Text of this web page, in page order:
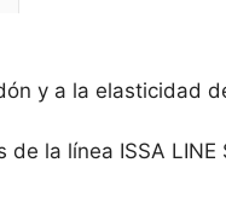
y a la elasticidad
la línea ISSA LINE